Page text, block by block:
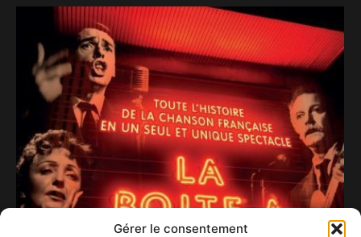
Gérer le consentement